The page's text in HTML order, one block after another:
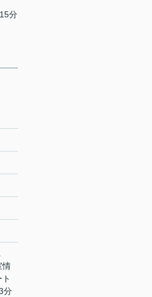
分
情
分